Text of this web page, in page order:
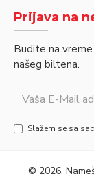
Prijava na
Budite na
našeg biltena.
Slažem se sa
© 2026.